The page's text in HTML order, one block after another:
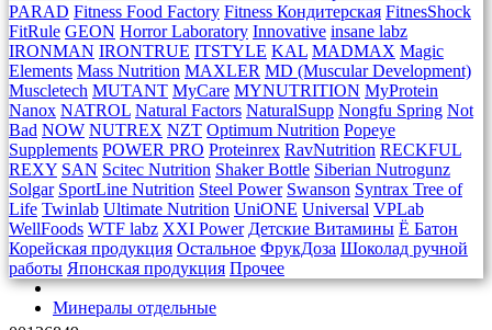
PARAD Fitness Food Factory Fitness Кондитерская FitnesShock
FitRule GEON Horror Laboratory Innovative insane labz
IRONMAN IRONTRUE ITSTYLE KAL MADMAX Magic
Elements Mass Nutrition MAXLER MD (Muscular Development)
Muscletech MUTANT MyCare MYNUTRITION MyProtein
Nanox NATROL Natural Factors NaturalSupp Nongfu Spring Not
Bad NOW NUTREX NZT Optimum Nutrition Popeye
Supplements POWER PRO Proteinrex RavNutrition RECKFUL
REXY SAN Scitec Nutrition Shaker Bottle Siberian Nutrogunz
Solgar SportLine Nutrition Steel Power Swanson Syntrax Tree of
Life Twinlab Ultimate Nutrition UniONE Universal VPLab
WellFoods WTF labz XXI Power Детские Витамины Ё Батон
Корейская продукция Остальное ФрукДоза Шоколад ручной
работы Японская продукция Прочее
Минералы отдельные